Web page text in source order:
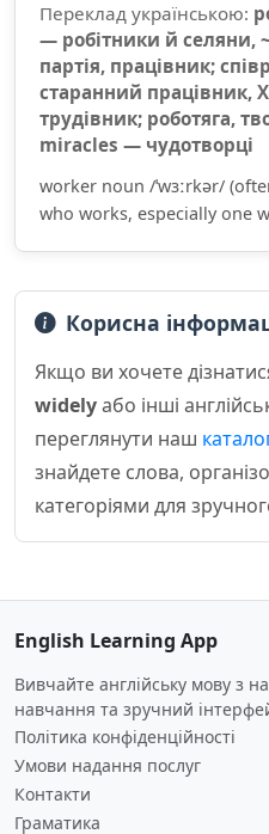
Переклад українською:
— робітники й селяни,
партія, працівник;
старанний працівник,
трудівник; роботяга,
miracles — чудотворці
worker noun /ˈwɜːrkər/
who works, especially one
Корисна
Якщо ви хочете
widelyабо інші
переглянути наш
знайдете слова,
категоріями для
English Learning App
Вивчайте англійську мову з
навчання та зручний
Політика конфіденційності
Умови надання послуг
Контакти
Граматика